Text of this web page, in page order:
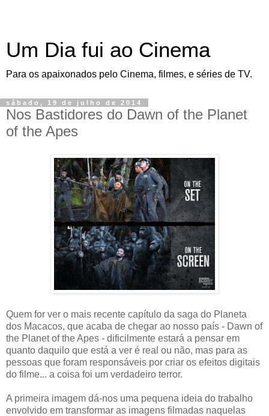
Um Dia fui ao Cinema
Para os apaixonados pelo Cinema, filmes, e séries de TV.
sábado, 19 de julho de 2014
Nos Bastidores do Dawn of the Planet
of the Apes
Quem for ver o mais recente capítulo da saga do Planeta
dos Macacos, que acaba de chegar ao nosso país - Dawn of
the Planet of the Apes - dificilmente estará a pensar em
quanto daquilo que está a ver é real ou não, mas para as
pessoas que foram responsáveis por criar os efeitos digitais
do filme... a coisa foi um verdadeiro terror.
A primeira imagem dá-nos uma pequena ideia do trabalho
envolvido em transformar as imagens filmadas naquelas